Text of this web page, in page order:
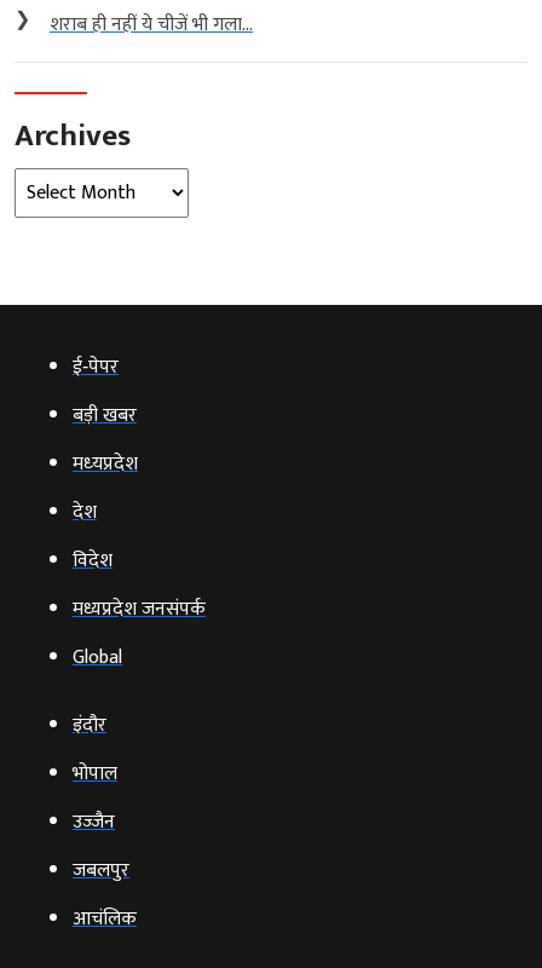
❯ शराब ही नहीं ये चीजें भी गला...
Archives
Archives
ई‑पेपर
बड़ी खबर
मध्‍यप्रदेश
देश
विदेश
मध्यप्रदेश जनसंपर्क
Global
इंदौर
भोपाल
उज्‍जैन
जबलपुर
आचंलिक